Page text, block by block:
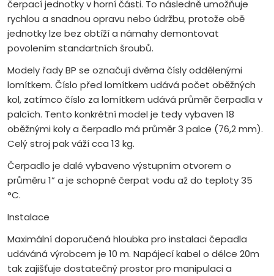
čerpací jednotky v horní části. To následně umožňuje
rychlou a snadnou opravu nebo údržbu, protože obě
jednotky lze bez obtíží a námahy demontovat
povolením standartních šroubů.
Modely řady BP se označují dvěma čísly oddělenými
lomítkem. Číslo před lomítkem udává počet oběžných
kol, zatímco číslo za lomítkem udává průměr čerpadla v
palcích. Tento konkrétní model je tedy vybaven 18
oběžnými koly a čerpadlo má průměr 3 palce (76,2 mm).
Celý stroj pak váží cca 13 kg.
Čerpadlo je dalé vybaveno výstupním otvorem o
průměru 1” a je schopné čerpat vodu až do teploty 35
°C.
Instalace
Maximální doporučená hloubka pro instalaci čepadla
udáváná výrobcem je 10 m. Napájecí kabel o délce 20m
tak zajišťuje dostatečný prostor pro manipulaci a